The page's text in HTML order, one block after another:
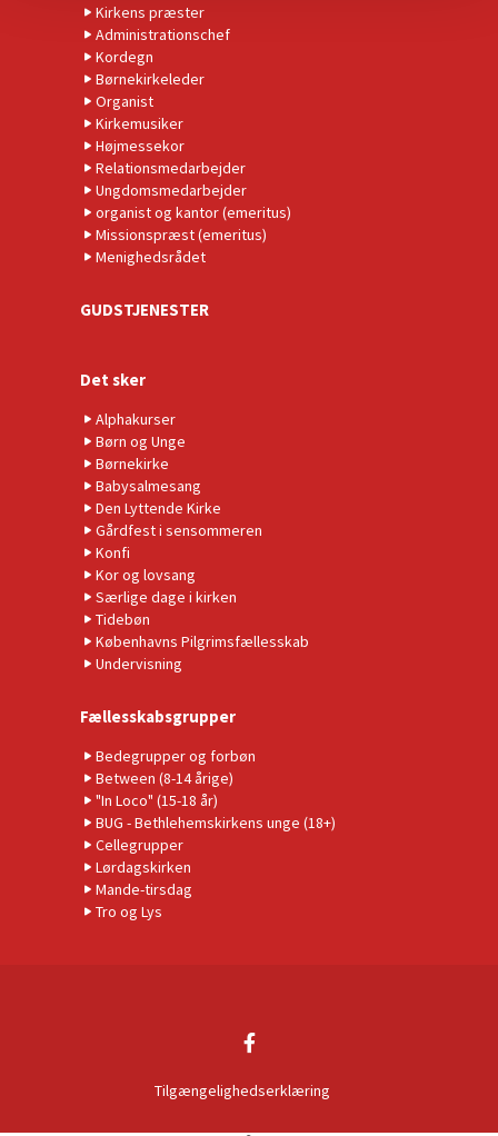
Kirkens præster
Administrationschef
Kordegn
Børnekirkeleder
Organist
Kirkemusiker
Højmessekor
Relationsmedarbejder
Ungdomsmedarbejder
organist og kantor (emeritus)
Missionspræst (emeritus)
Menighedsrådet
GUDSTJENESTER
Det sker
Alphakurser
Børn og Unge
Børnekirke
Babysalmesang
Den Lyttende Kirke
Gårdfest i sensommeren
Konfi
Kor og lovsang
Særlige dage i kirken
Tidebøn
Københavns Pilgrimsfællesskab
Undervisning
Fællesskabsgrupper
Bedegrupper og forbøn
Between (8-14 årige)
"In Loco" (15-18 år)
BUG - Bethlehemskirkens unge (18+)
Cellegrupper
Lørdagskirken
Mande-tirsdag
Tro og Lys
Tilgængelighedserklæring